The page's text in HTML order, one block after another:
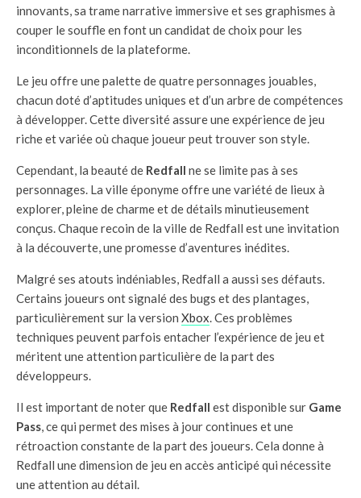
innovants, sa trame narrative immersive et ses graphismes à
couper le souffle en font un candidat de choix pour les
inconditionnels de la plateforme.
Le jeu offre une palette de quatre personnages jouables,
chacun doté d’aptitudes uniques et d’un arbre de compétences
à développer. Cette diversité assure une expérience de jeu
riche et variée où chaque joueur peut trouver son style.
Cependant, la beauté de Redfall ne se limite pas à ses
personnages. La ville éponyme offre une variété de lieux à
explorer, pleine de charme et de détails minutieusement
conçus. Chaque recoin de la ville de Redfall est une invitation
à la découverte, une promesse d’aventures inédites.
Malgré ses atouts indéniables, Redfall a aussi ses défauts.
Certains joueurs ont signalé des bugs et des plantages,
particulièrement sur la version Xbox. Ces problèmes
techniques peuvent parfois entacher l’expérience de jeu et
méritent une attention particulière de la part des
développeurs.
Il est important de noter que Redfall est disponible sur Game
Pass, ce qui permet des mises à jour continues et une
rétroaction constante de la part des joueurs. Cela donne à
Redfall une dimension de jeu en accès anticipé qui nécessite
une attention au détail.